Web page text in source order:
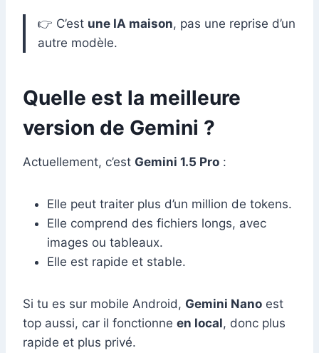
👉 C’est une IA maison, pas une reprise d’un
autre modèle.
Quelle est la meilleure
version de Gemini ?
Actuellement, c’est Gemini 1.5 Pro :
Elle peut traiter plus d’un million de tokens.
Elle comprend des fichiers longs, avec
images ou tableaux.
Elle est rapide et stable.
Si tu es sur mobile Android, Gemini Nano est
top aussi, car il fonctionne en local, donc plus
rapide et plus privé.